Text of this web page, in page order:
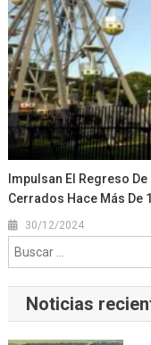
Impulsan El Regreso
Cerrados Hace Más De
30/12/2024
Noticias